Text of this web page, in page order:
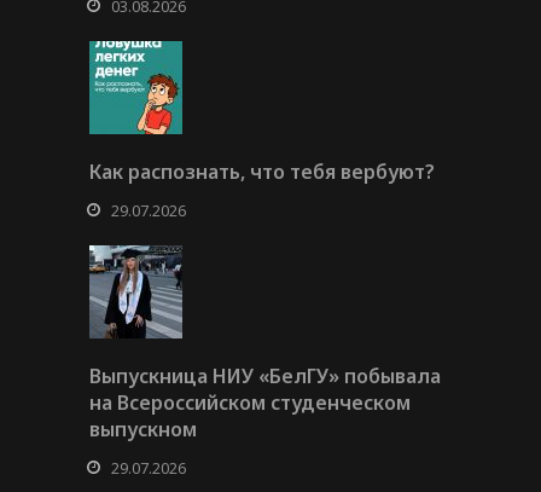
03.08.2026
Как распознать, что тебя вербуют?
29.07.2026
Выпускница НИУ «БелГУ» побывала
на Всероссийском студенческом
выпускном
29.07.2026